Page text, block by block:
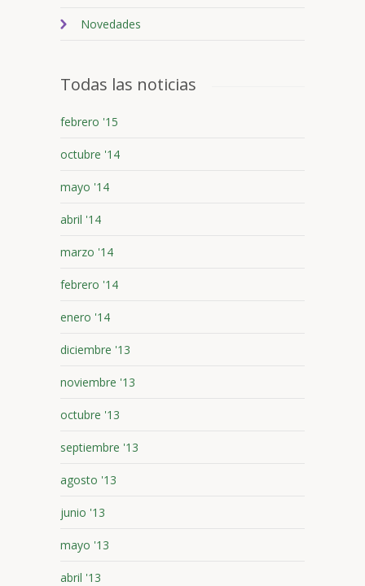
Novedades
Todas las noticias
febrero '15
octubre '14
mayo '14
abril '14
marzo '14
febrero '14
enero '14
diciembre '13
noviembre '13
octubre '13
septiembre '13
agosto '13
junio '13
mayo '13
abril '13